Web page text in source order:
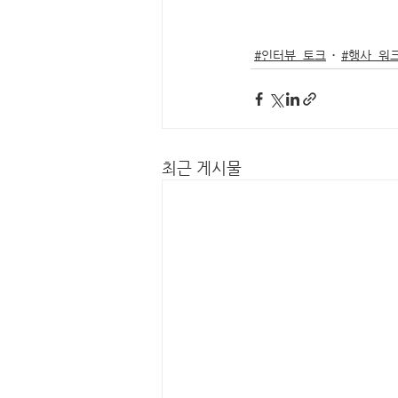
#인터뷰_토크 #행사_워
최근 게시물